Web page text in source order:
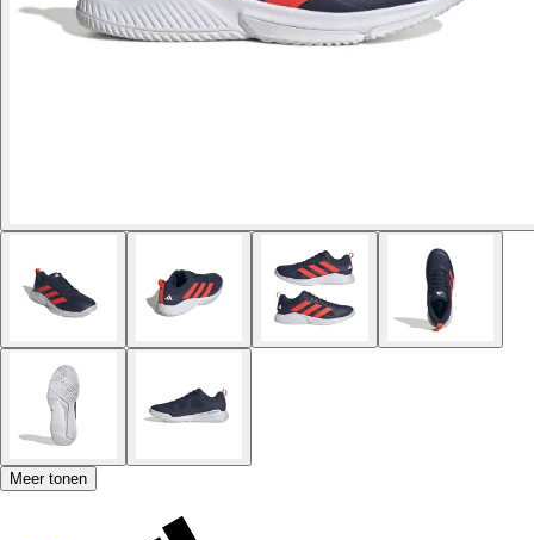
Meer tonen